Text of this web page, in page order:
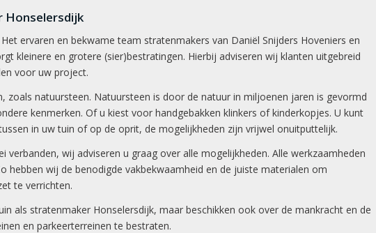
Honselersdijk
ervaren en bekwame team stratenmakers van Daniël Snijders Hoveniers en
kleinere en grotere (sier)bestratingen. Hierbij adviseren wij klanten uitgebreid
voor uw project.
zoals natuursteen. Natuursteen is door de natuur in miljoenen jaren is gevormd
kenmerken. Of u kiest voor handgebakken klinkers of kinderkopjes. U kunt
in uw tuin of op de oprit, de mogelijkheden zijn vrijwel onuitputtelijk.
verbanden, wij adviseren u graag over alle mogelijkheden. Alle werkzaamheden
hebben wij de benodigde vakbekwaamheid en de juiste materialen om
te verrichten.
als stratenmaker Honselersdijk, maar beschikken ook over de mankracht en de
en parkeerterreinen te bestraten.